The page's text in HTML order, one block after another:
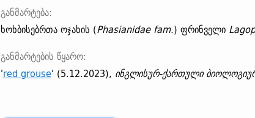
განმარტება:
ხოხბისებრთა ოჯახის (Phasianidae fam.) ფრინველი
განმარტების წყარო:
'red grouse' (5.12.2023), ინგლისურ-ქართული